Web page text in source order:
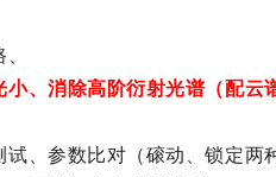
、消除高阶衍射光谱（配云
、参数比对（磙动、锁定两